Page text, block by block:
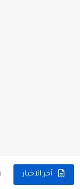
أخر الاخبار